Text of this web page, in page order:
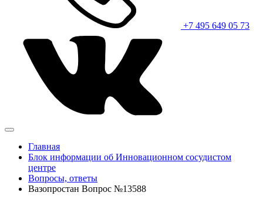
+7 495 649 05 73
Главная
Блок информации об Инновационном сосудистом
центре
Вопросы, ответы
Вазопростан Вопрос №13588